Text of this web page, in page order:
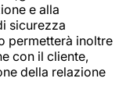
e alla
sicurezza
permetterà inoltre
con il cliente,
della relazione